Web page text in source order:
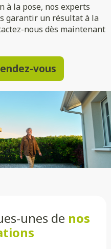
à la pose, nos experts
garantir un résultat à la
nous dès maintenant
vous
unes de nos